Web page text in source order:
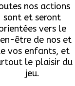
nos actions
sont et seront
vers le
être de nos et
vos enfants, et
le plaisir du
jeu.